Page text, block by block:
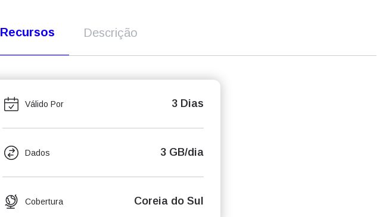
Recursos Descrição
Válido Por 3 Dias
Dados 3 GB/dia
Cobertura Coreia do Sul